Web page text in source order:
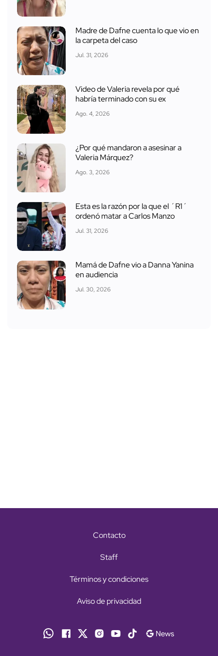
Madre de Dafne cuenta lo que vio en
la carpeta del caso
Jul. 31, 2026
Video de Valeria revela por qué
habría terminado con su ex
Ago. 4, 2026
¿Por qué mandaron a asesinar a
Valeria Márquez?
Ago. 3, 2026
Esta es la razón por la que el ´R1´
ordenó matar a Carlos Manzo
Jul. 31, 2026
Mamá de Dafne vio a Danna Yanina
en audiencia
Jul. 30, 2026
Contacto
Staff
Términos y condiciones
Aviso de privacidad